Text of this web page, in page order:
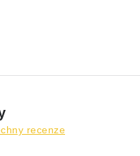
recenze